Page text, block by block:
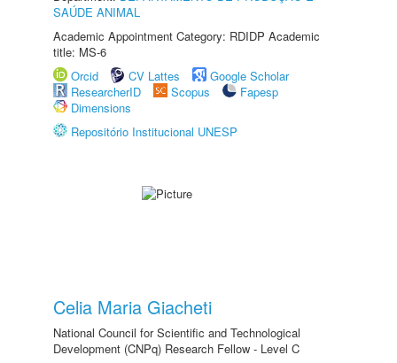
SAÚDE ANIMAL
Academic Appointment Category: RDIDP Academic
title: MS-6
Orcid
CV Lattes
Google Scholar
ResearcherID
Scopus
Fapesp
Dimensions
Repositório Institucional UNESP
Celia Maria Giacheti
National Council for Scientific and Technological
Development (CNPq) Research Fellow - Level C